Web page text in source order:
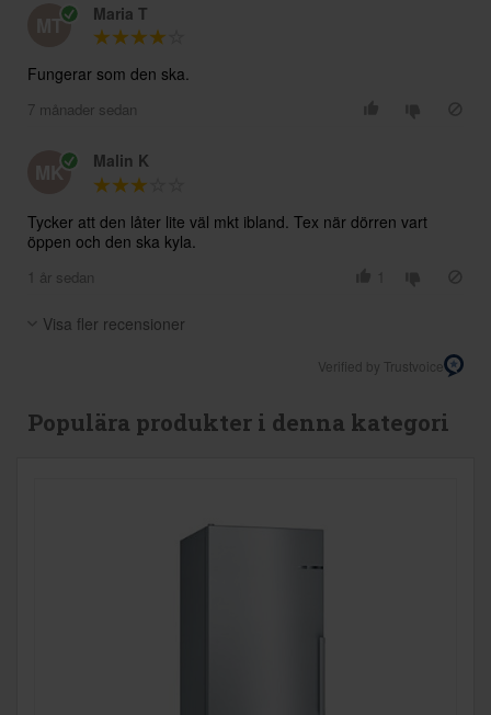
Maria T
Fungerar som den ska.
7 månader sedan
MK Malin K
Tycker att den låter lite väl mkt ibland. Tex när dörren vart
öppen och den ska kyla.
1 år sedan
Visa fler recensioner
Verified by Trustvoice
Populära produkter i denna kategori